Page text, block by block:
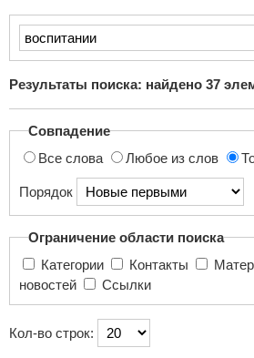
Введите
текст
поиска...
Результаты поиска: найдено 37
Совпадение
Все слова
Любое из слов
Порядок
Ограничение области поиска
Категории
Контакты
новостей
Ссылки
Кол-во строк: